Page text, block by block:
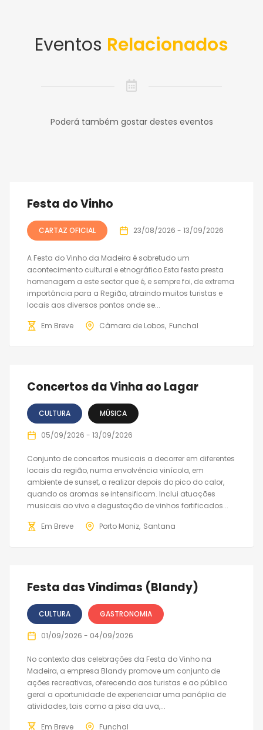
Eventos Relacionados
Poderá também gostar destes eventos
Festa do Vinho
CARTAZ OFICIAL 23/08/2026 - 13/09/2026
A Festa do Vinho da Madeira é sobretudo um
acontecimento cultural e etnográfico.Esta festa presta
homenagem a este sector que é, e sempre foi, de extrema
importância para a Região, atraindo muitos turistas e
locais aos diversos pontos onde se...
Em Breve Câmara de Lobos Funchal
Concertos da Vinha ao Lagar
CULTURA MÚSICA
05/09/2026 - 13/09/2026
Conjunto de concertos musicais a decorrer em diferentes
locais da região, numa envolvência vinícola, em
ambiente de sunset, a realizar depois do pico do calor,
quando os aromas se intensificam. Inclui atuações
musicais ao vivo e degustação de vinhos fortificados...
Em Breve Porto Moniz Santana
Festa das Vindimas (Blandy)
CULTURA GASTRONOMIA
01/09/2026 - 04/09/2026
No contexto das celebrações da Festa do Vinho na
Madeira, a empresa Blandy promove um conjunto de
ações recreativas, oferecendo aos turistas e ao público
geral a oportunidade de experienciar uma panóplia de
atividades, tais como a pisa da uva,...
Em Breve Funchal